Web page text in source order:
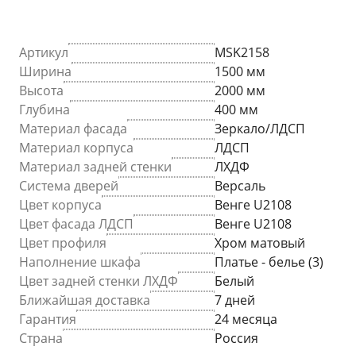
Артикул
MSK2158
Ширина
1500 мм
Высота
2000 мм
Глубина
400 мм
Материал фасада
Зеркало/ЛДСП
Материал корпуса
ЛДСП
Материал задней стенки
ЛХДФ
Система дверей
Версаль
Цвет корпуса
Венге U2108
Цвет фасада ЛДСП
Венге U2108
Цвет профиля
Хром матовый
Наполнение шкафа
Платье - белье (3)
Цвет задней стенки ЛХДФ
Белый
Ближайшая доставка
7 дней
Гарантия
24 месяца
Страна
Россия